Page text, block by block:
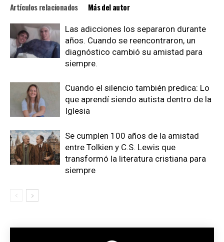
Artículos relacionados Más del autor
Las adicciones los separaron durante
años. Cuando se reencontraron, un
diagnóstico cambió su amistad para
siempre.
Cuando el silencio también predica: Lo
que aprendí siendo autista dentro de la
Iglesia
Se cumplen 100 años de la amistad
entre Tolkien y C.S. Lewis que
transformó la literatura cristiana para
siempre